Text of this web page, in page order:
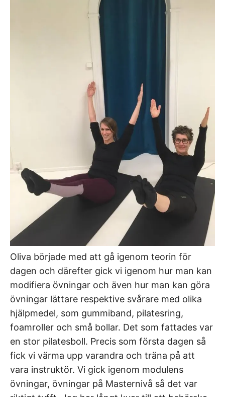
Oliva började med att gå igenom teorin för
dagen och därefter gick vi igenom hur man kan
modifiera övningar och även hur man kan göra
övningar lättare respektive svårare med olika
hjälpmedel, som gummiband, pilatesring,
foamroller och små bollar. Det som fattades var
en stor pilatesboll. Precis som första dagen så
fick vi värma upp varandra och träna på att
vara instruktör. Vi gick igenom modulens
övningar, övningar på Masternivå så det var